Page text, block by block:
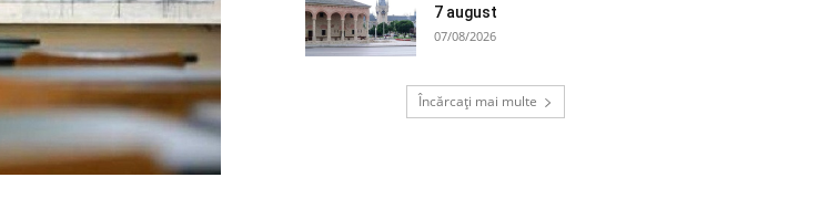
7 august
07/08/2026
Încărcați mai multe